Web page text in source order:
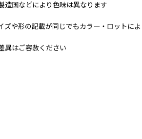
造国などにより色味は異なります
ズや形の記載が同じでもカラー・ロットに
異はご容赦ください